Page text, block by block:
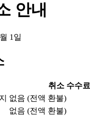
안내
1일
취소 수수료
없음 (전액 환불)
없음 (전액 환불)